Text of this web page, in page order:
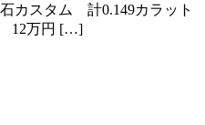
カスタム 計0.149カラット
12万円 […]